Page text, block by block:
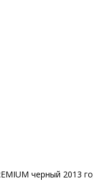
черный 2013